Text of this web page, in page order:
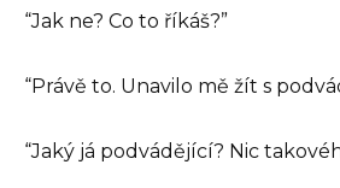
“Jak ne? Co to říkáš?”
“Právě to. Unavilo mě žít s
“Jaký já podvádějící? Nic